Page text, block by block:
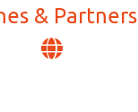
& Partners